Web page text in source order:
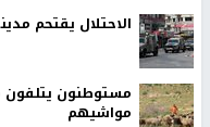
الاحتلال يقتحم
مستوطنون يتلفون
مواشيهم